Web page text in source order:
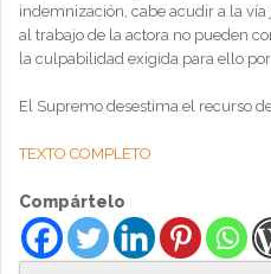
indemnización, cabe acudir a la
al trabajo de la actora no pueden
la culpabilidad exigida para ello por
El Supremo desestima el recurso
TEXTO COMPLETO
Compártelo